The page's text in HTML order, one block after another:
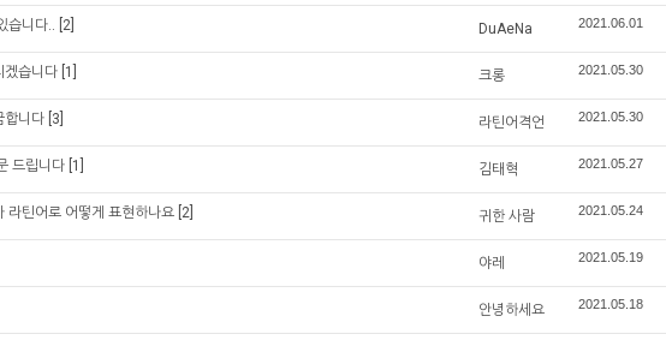
습니다.. [2] DuAeNa 2021.06.01
겠습니다 [1] 크롱 2021.05.30
합니다 [3] 라틴어격언 2021.05.30
드립니다 [1] 김태혁 2021.05.27
라틴어로 어떻게 표현하나요 [2] 귀한 사람 2021.05.24
야레 2021.05.19
안녕하세요 2021.05.18